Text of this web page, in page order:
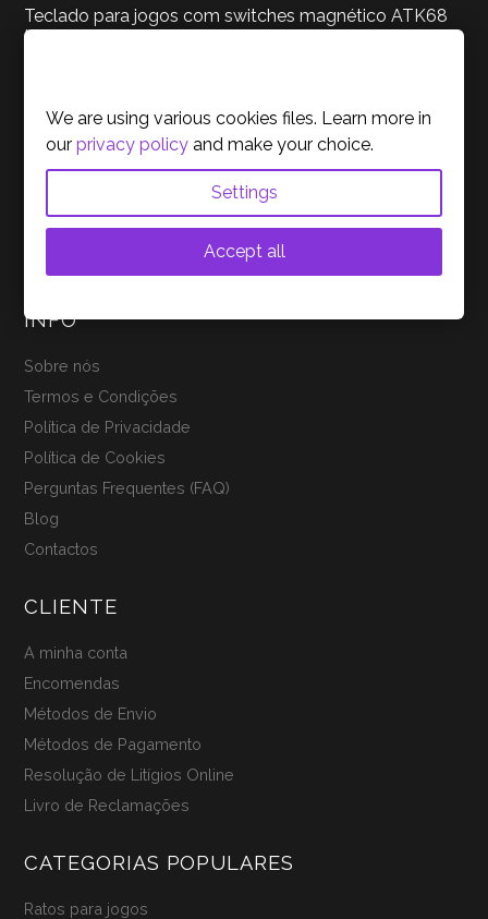
Teclado para jogos com switches magnético ATK68
HE
LER MAIS
INFO
Sobre nós
Termos e Condições
Política de Privacidade
Política de Cookies
Perguntas Frequentes (FAQ)
Blog
Contactos
CLIENTE
A minha conta
Encomendas
Métodos de Envio
Métodos de Pagamento
Resolução de Litígios Online
Livro de Reclamações
CATEGORIAS POPULARES
Ratos para jogos
We are using various cookies files. Learn more in
ourprivacy policy and make your choice.
Settings
Accept all